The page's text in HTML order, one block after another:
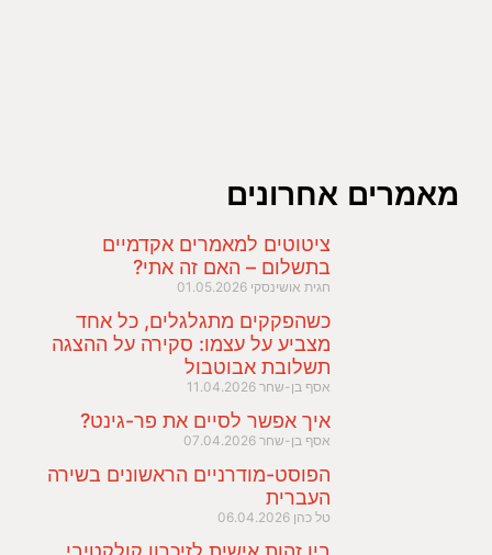
מאמרים אחרונים
ציטוטים למאמרים אקדמיים
בתשלום – האם זה אתי?
חגית אושינסקי 01.05.2026
כשהפקקים מתגלגלים, כל אחד
מצביע על עצמו: סקירה על ההצגה
תשלובת אבוטבול
אסף בן-שחר 11.04.2026
איך אפשר לסיים את פר-גינט?
אסף בן-שחר 07.04.2026
הפוסט-מודרניים הראשונים בשירה
העברית
טל כהן 06.04.2026